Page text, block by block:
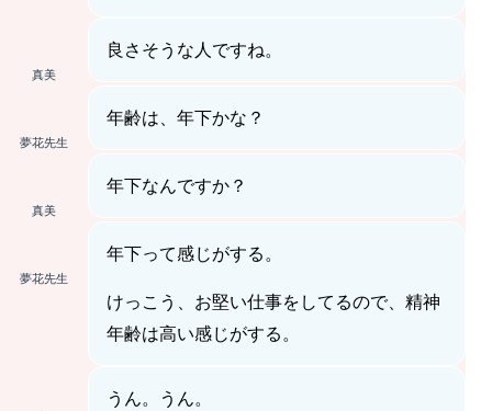
真美
良さそうな人ですね。
夢花先生
年齢は、年下かな？
真美
年下なんですか？
夢花先生
年下って感じがする。
けっこう、お堅い仕事をしてるので、精神
年齢は高い感じがする。
うん。うん。